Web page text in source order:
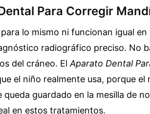
Para Corregir
lo mismo ni funcionan igual
radiográfico preciso. No
del cráneo. El Aparato Dental
el niño realmente usa, porque el
guardado en la mesilla de
en estos tratamientos.